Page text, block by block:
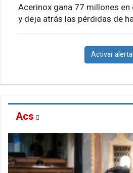
Acerinox gana 77 millones
y deja atrás las pérdidas de
Activar
Acs